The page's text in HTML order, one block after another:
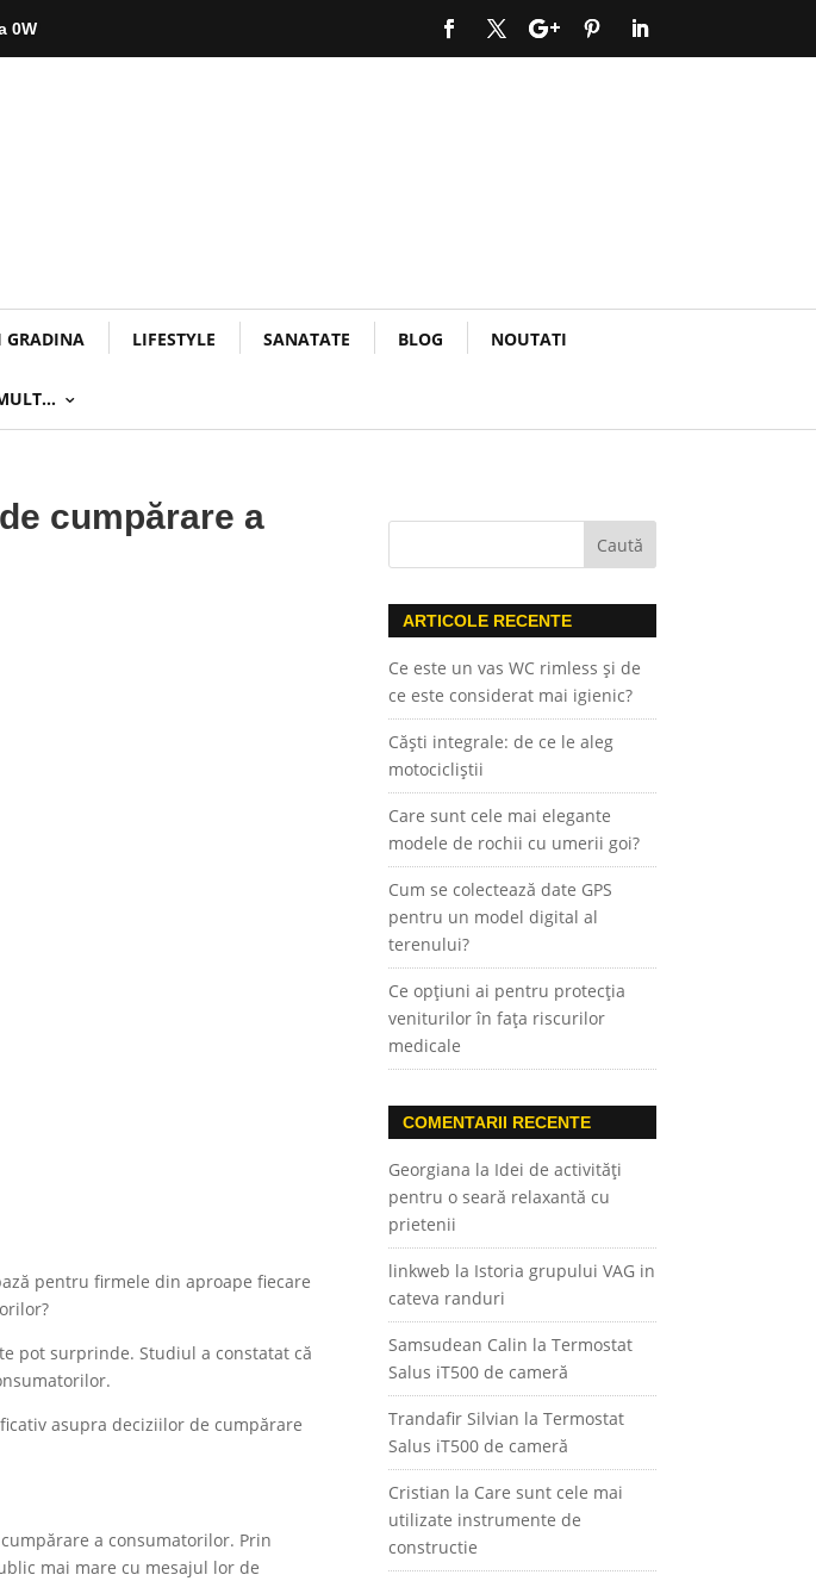
0W
GRADINA LIFESTYLE SANATATE BLOG NOUTATI
cumpărare a
pentru firmele din aproape fiecare
pot surprinde. Studiul a constatat că
asupra deciziilor de cumpărare
a consumatorilor. Prin
mai mare cu mesajul lor de
ARTICOLE RECENTE
Ce este un vas WC rimless și de
ce este considerat mai igienic?
Căști integrale: de ce le aleg
motocicliștii
Care sunt cele mai elegante
modele de rochii cu umerii goi?
Cum se colectează date GPS
pentru un model digital al
terenului?
Ce opțiuni ai pentru protecția
veniturilor în fața riscurilor
medicale
COMENTARII RECENTE
Georgiana la Idei de activități
pentru o seară relaxantă cu
prietenii
linkweb la Istoria grupului VAG in
cateva randuri
Samsudean Calin laTermostat
Salus iT500 de cameră
Trandafir Silvian laTermostat
Salus iT500 de cameră
Cristian la Care sunt cele mai
utilizate instrumente de
constructie